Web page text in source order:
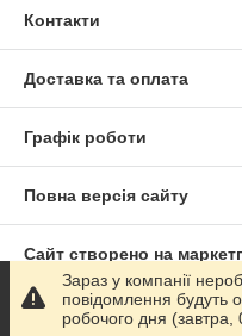
Контакти
Доставка та оплата
Графік роботи
Повна версія сайту
Сайт створено на
Політика
Зараз у компанії
повідомлення будуть
робочого дня (завтра,